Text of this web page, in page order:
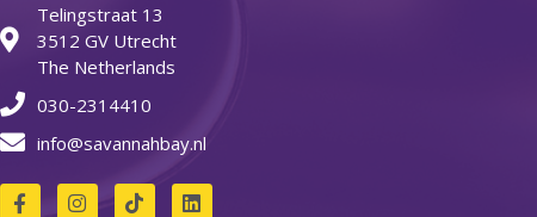
Telingstraat 13
3512 GV Utrecht
The Netherlands
030-2314410
info@savannahbay.nl